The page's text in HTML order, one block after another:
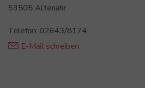
53505 Altenahr
Telefon: 02643/8174
E-Mail schreiben